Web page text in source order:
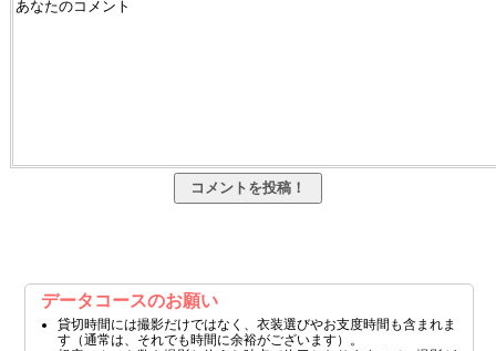
データコースのお願い
貸切時間には撮影だけではなく、衣装選びやお支度時間も含まれま
す（通常は、それでも時間に余裕がございます）。